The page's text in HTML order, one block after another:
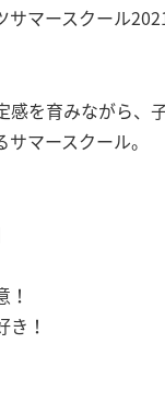
サマースクール
感を育みながら、
マースクール。
き！